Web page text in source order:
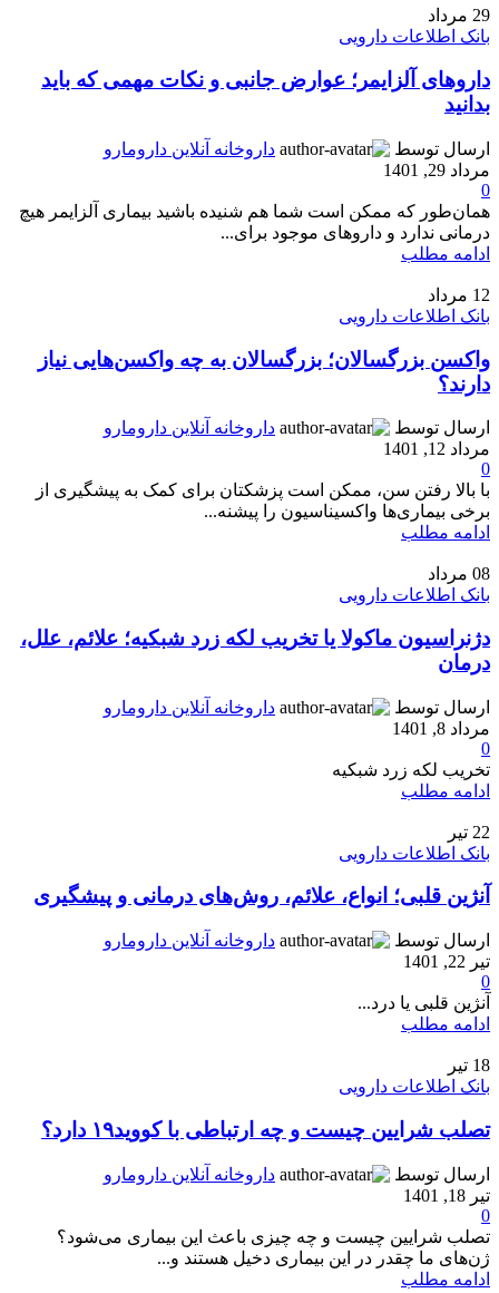
29 مرداد
بانک اطلاعات دارویی
داروهای آلزایمر؛ عوارض جانبی و نکات مهمی که باید
بدانید
ارسال توسط
داروخانه آنلاین دارومارو
مرداد 29, 1401
0
همان‌طور که ممکن است شما هم شنیده باشید بیماری آلزایمر هیچ
درمانی ندارد و داروهای موجود برای...
ادامه مطلب
12 مرداد
بانک اطلاعات دارویی
واکسن بزرگسالان؛ بزرگسالان به چه واکسن‌هایی نیاز
دارند؟
ارسال توسط
داروخانه آنلاین دارومارو
مرداد 12, 1401
0
با بالا رفتن سن، ممکن است پزشکتان برای کمک به پیشگیری از
برخی بیماری‌ها واکسیناسیون را پیشنه...
ادامه مطلب
08 مرداد
بانک اطلاعات دارویی
دژنراسیون ماکولا یا تخریب لکه زرد شبکیه؛ علائم، علل،
درمان
ارسال توسط
داروخانه آنلاین دارومارو
مرداد 8, 1401
0
تخریب لکه زرد شبکیه‌
ادامه مطلب
22 تیر
بانک اطلاعات دارویی
آنژین قلبی؛ انواع، علائم، روش‌های درمانی و پیشگیری
ارسال توسط
داروخانه آنلاین دارومارو
تیر 22, 1401
0
آنژین قلبی یا درد...
ادامه مطلب
18 تیر
بانک اطلاعات دارویی
تصلب شرایین چیست و چه ارتباطی با کووید۱۹ دارد؟
ارسال توسط
داروخانه آنلاین دارومارو
تیر 18, 1401
0
تصلب شرایین چیست و چه چیزی باعث این بیماری می‌شود؟
ژن‌های ما چقدر در این بیماری دخیل هستند و...
ادامه مطلب